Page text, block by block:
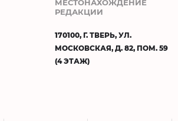
МЕСТОНАХОЖДЕНИЕ
РЕДАКЦИИ
170100, Г. ТВЕРЬ, УЛ.
МОСКОВСКАЯ, Д. 82, ПОМ. 59
(4 ЭТАЖ)